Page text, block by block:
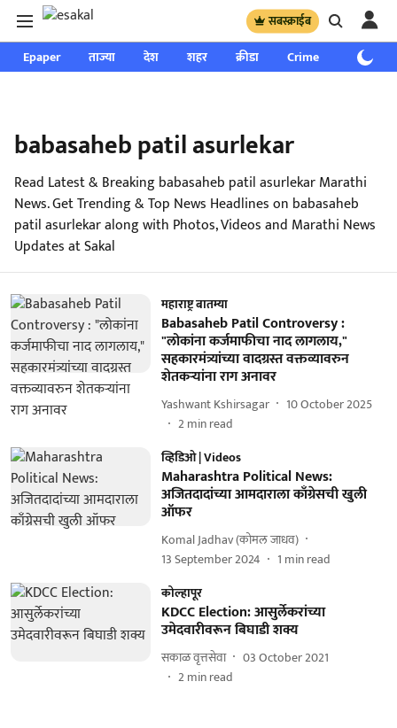
सबस्क्राईब
Epaper ताज्या देश शहर क्रीडा Crime साप्ताहिक
babasaheb patil asurlekar
Read Latest & Breaking babasaheb patil asurlekar Marathi
News. Get Trending & Top News Headlines on babasaheb
patil asurlekar along with Photos, Videos and Marathi News
Updates at Sakal
महाराष्ट्र बातम्या
Babasaheb Patil Controversy :
"लोकांना कर्जमाफीचा नाद लागलाय,"
सहकारमंत्र्यांच्या वादग्रस्त वक्तव्यावरुन
शेतकऱ्यांना राग अनावर
Yashwant Kshirsagar
10 October 2025
2min read
व्हिडिओ | Videos
Maharashtra Political News:
अजितदादांच्या आमदाराला काँग्रेसची खुली
ऑफर
Komal Jadhav (कोमल जाधव)
13 September 2024
1 min read
कोल्हापूर
KDCC Election: आसुर्लेकरांच्या
उमेदवारीवरून बिघाडी शक्य
सकाळ वृत्तसेवा
03 October 2021
2min read